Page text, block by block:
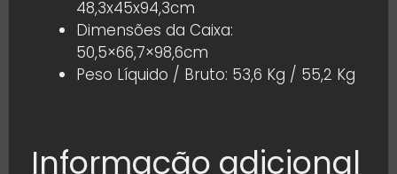
48,3x45x94,3cm
Dimensões da Caixa:
50,5×66,7×98,6cm
Peso Líquido / Bruto: 53,6 Kg / 55,2 Kg
Informação adicional